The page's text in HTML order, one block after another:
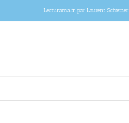
Lecturama.fr par Laurent Schteiner